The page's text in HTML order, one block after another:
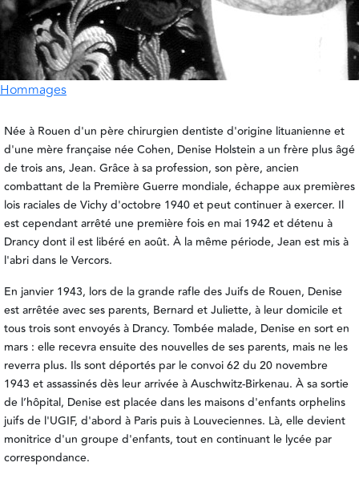
Hommages
Née à Rouen d'un père chirurgien dentiste d'origine lituanienne et
d'une mère française née Cohen, Denise Holstein a un frère plus âgé
de trois ans, Jean. Grâce à sa profession, son père, ancien
combattant de la Première Guerre mondiale, échappe aux premières
lois raciales de Vichy d'octobre 1940 et peut continuer à exercer. Il
est cependant arrêté une première fois en mai 1942 et détenu à
Drancy dont il est libéré en août. À la même période, Jean est mis à
l'abri dans le Vercors.
En janvier 1943, lors de la grande rafle des Juifs de Rouen, Denise
est arrêtée avec ses parents, Bernard et Juliette, à leur domicile et
tous trois sont envoyés à Drancy. Tombée malade, Denise en sort en
mars : elle recevra ensuite des nouvelles de ses parents, mais ne les
reverra plus. Ils sont déportés par le convoi 62 du 20 novembre
1943 et assassinés dès leur arrivée à Auschwitz-Birkenau. À sa sortie
de l’hôpital, Denise est placée dans les maisons d'enfants orphelins
juifs de l'UGIF, d'abord à Paris puis à Louveciennes. Là, elle devient
monitrice d'un groupe d'enfants, tout en continuant le lycée par
correspondance.